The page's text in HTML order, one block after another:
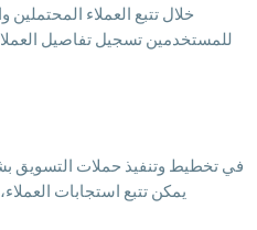
خلال تتبع العملاء
للمستخدمين تسجيل تفاصيل
يمكن تتبع استجابات